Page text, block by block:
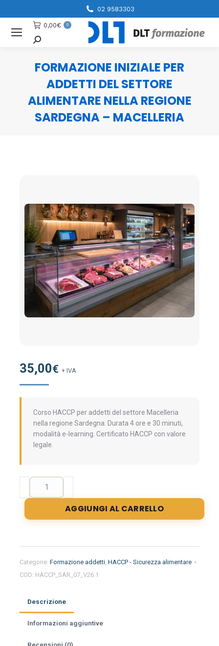
02 9583303
0,00€ 0
Cerca
FORMAZIONE INIZIALE PER
ADDETTI DEL SETTORE
ALIMENTARE NELLA REGIONE
SARDEGNA – MACELLERIA
35,00€ + IVA
Corso HACCP per addetti del settore Macelleria
nella regione Sardegna. Durata 4 ore e 30 minuti,
modalità e-learning. Certificato HACCP con valore
legale.
Formazione
per
addetti
alimentare
regione
Sardegna
Macelleria
quantità
AGGIUNGI AL CARRELLO
Categorie: Formazione addetti, HACCP - Sicurezza alimentare
COD: HACCP_SAR_07_V26.1
Descrizione
Informazioni aggiuntive